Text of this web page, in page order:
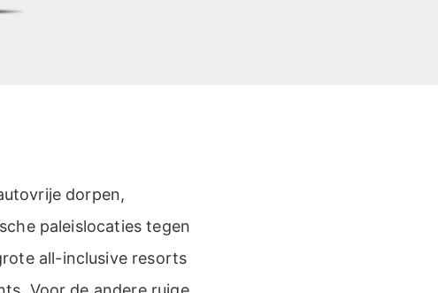
dorpen,
paleislocaties tegen
all-inclusive resorts